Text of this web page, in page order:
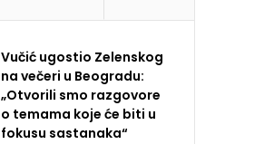
Vučić ugostio Zelenskog
na večeri u Beogradu:
„Otvorili smo razgovore
o temama koje će biti u
fokusu sastanaka“